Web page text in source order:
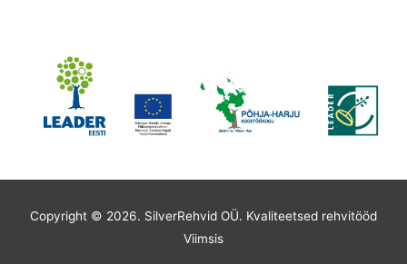
Copyright © 2026. SilverRehvid OÜ. Kvaliteetsed rehvitööd
Viimsis